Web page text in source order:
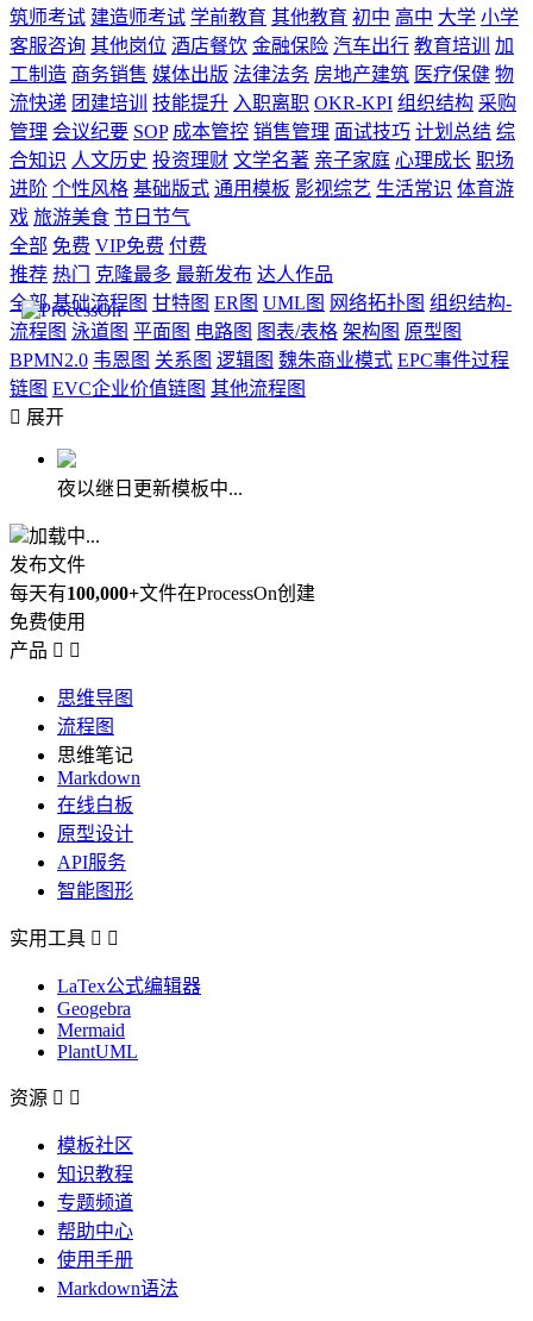
筑师考试 建造师考试 学前教育 其他教育 初中 高中 大学 小学
客服咨询 其他岗位 酒店餐饮 金融保险 汽车出行 教育培训
加
工制造 商务销售 媒体出版 法律法务 房地产建筑 医疗保健 物
流快递 团建培训 技能提升 入职离职 OKR-KPI 组织结构 采购
管理 会议纪要 SOP 成本管控 销售管理 面试技巧 计划总结 综
合知识 人文历史 投资理财 文学名著 亲子家庭 心理成长 职场
进阶 个性风格 基础版式 通用模板 影视综艺 生活常识 体育游
戏 旅游美食 节日节气
全部 免费 VIP免费 付费
推荐 热门 克隆最多 最新发布 达人作品
全部 基础流程图 甘特图 ER图 UML图 网络拓扑图 组织结构-
流程图 泳道图 平面图 电路图 图表/表格 架构图 原型图
BPMN2.0 韦恩图 关系图 逻辑图 魏朱商业模式 EPC事件过程
链图 EVC企业价值链图 其他流程图
 展开
夜以继日更新模板中...
加载中...
发布文件
每天有100,000+文件在ProcessOn创建
免费使用
产品  
思维导图
流程图
思维笔记
Markdown
在线白板
原型设计
API服务
智能图形
实用工具  
LaTex公式编辑器
Geogebra
Mermaid
PlantUML
资源  
模板社区
知识教程
专题频道
帮助中心
使用手册
Markdown语法